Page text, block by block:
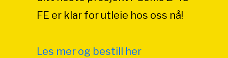
FE er klar for utleie hos oss nå!
Les mer og bestill her